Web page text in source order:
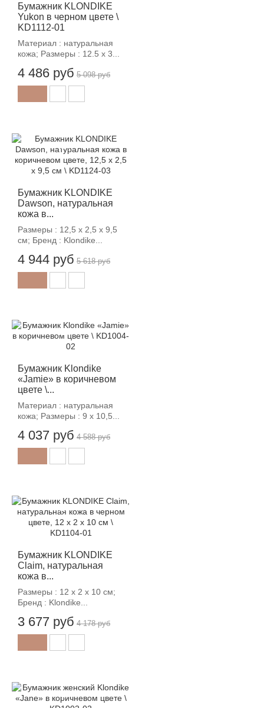
Бумажник KLONDIKE
Yukon в черном цвете \
KD1112-01
Материал : натуральная
кожа; Размеры : 12.5 х 3...
4 486 руб 5 098 руб
Бумажник KLONDIKE
Dawson, натуральная
кожа в...
Размеры : 12,5 х 2,5 х 9,5
см; Бренд : Klondike...
4 944 руб 5 618 руб
Бумажник Klondike
«Jamie» в коричневом
цвете \...
Материал : натуральная
кожа; Размеры : 9 х 10,5...
4 037 руб 4 588 руб
Бумажник KLONDIKE
Claim, натуральная
кожа в...
Размеры : 12 х 2 х 10 см;
Бренд : Klondike...
3 677 руб 4 178 руб